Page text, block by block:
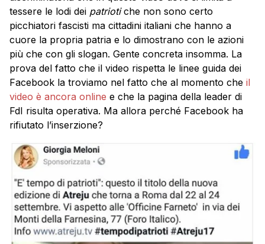
tessere le lodi dei patriotiche non sono certo
picchiatori fascisti ma cittadini italiani che hanno a
cuore la propria patria e lo dimostrano con le azioni
più che con gli slogan. Gente concreta insomma. La
prova del fatto che il video rispetta le linee guida dei
Facebook la troviamo nel fatto che al momento che il
video è ancora online e che la pagina della leader di
FdI risulta operativa. Ma allora perché Facebook ha
rifiutato l’inserzione?